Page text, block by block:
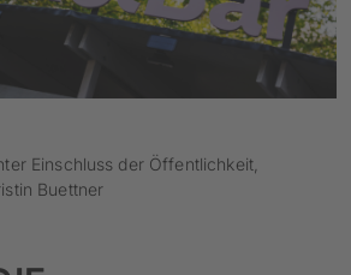
Einschluss der Öffentlichkeit,
Buettner